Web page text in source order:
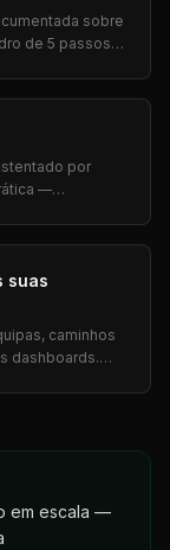
sobre
de 5 passos
por
—
suas
caminhos
dashboards.
em escala —